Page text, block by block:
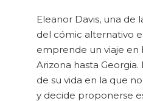
Eleanor Davis, una de
del cómic alternativo
emprende un viaje en
Arizona hasta
de su vida en la que
y decide proponerse